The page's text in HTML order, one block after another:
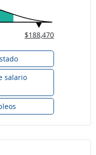
$188,470
salario